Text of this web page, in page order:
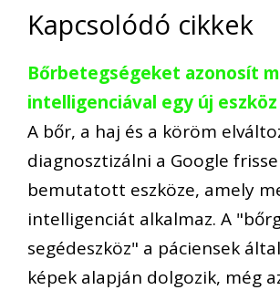
Kapcsolódó cikkek
Bőrbetegségeket azonosít
intelligenciával egy új eszköz
A bőr, a haj és a köröm
diagnosztizálni a Google
bemutatott eszköze, amely
intelligenciát alkalmaz. A
segédeszköz" a páciensek
képek alapján dolgozik, még